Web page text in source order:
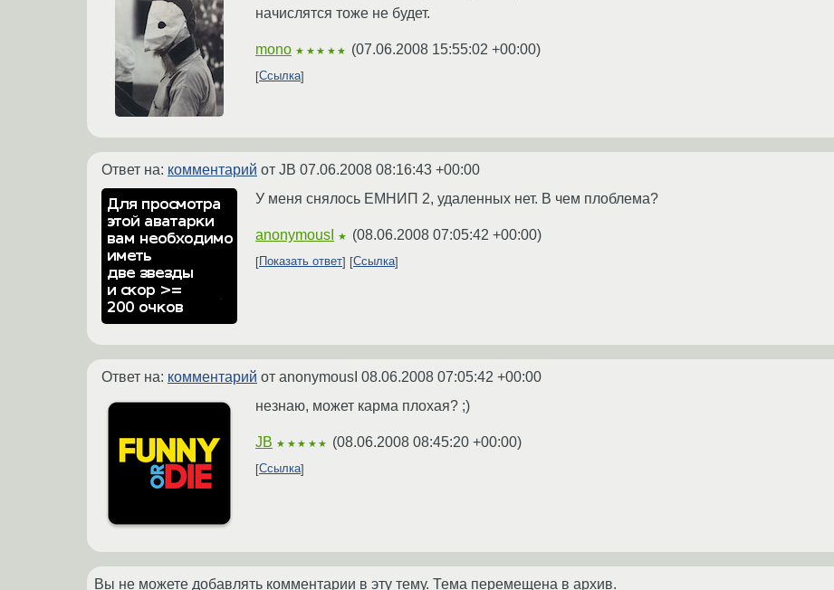
начислятся тоже не будет.
mono ★★★★★ (07.06.2008 15:55:02 +00:00)
Ссылка
Ответ на: комментарий от JB 07.06.2008 08:16:43 +00:00
У меня снялось ЕМНИП 2, удаленных нет. В чем плоблема?
anonymousI ★ (08.06.2008 07:05:42 +00:00)
Показать ответ Ссылка
Ответ на: комментарий от anonymousI 08.06.2008 07:05:42 +00:00
незнаю, может карма плохая? ;)
JB ★★★★★ (08.06.2008 08:45:20 +00:00)
Ссылка
Вы не можете добавлять комментарии в эту тему. Тема перемещена в архив.